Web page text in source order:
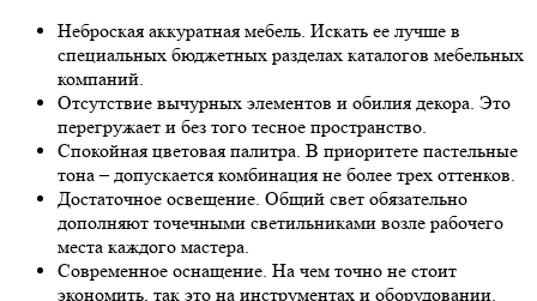
Неброская аккуратная мебель. Искать ее лучше в
специальных бюджетных разделах каталогов мебельных
компаний.
Отсутствие вычурных элементов и обилия декора. Это
перегружает и без того тесное пространство.
Спокойная цветовая палитра. В приоритете пастельные
тона – допускается комбинация не более трех оттенков.
Достаточное освещение. Общий свет обязательно
дополняют точечными светильниками возле рабочего
места каждого мастера.
Современное оснащение. На чем точно не стоит
экономить, так это на инструментах и оборудовании.